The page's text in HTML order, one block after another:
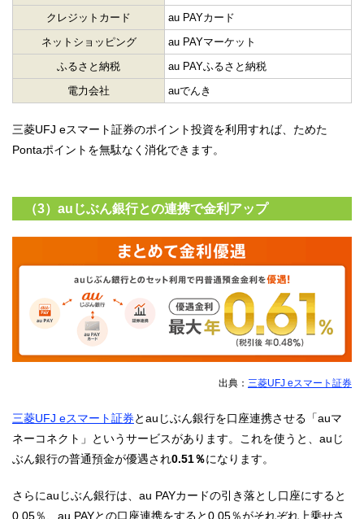
クレジットカード
au PAYカード
ネットショッピング
au PAYマーケット
ふるさと納税
au PAYふるさと納税
電力会社
auでんき
三菱UFJ eスマート証券のポイント投資を利用すれば、ためた
Pontaポイントを無駄なく消化できます。
（3）auじぶん銀行との連携で金利アップ
出典： 三菱UFJ eスマート証券
三菱UFJ eスマート証券とauじぶん銀行を口座連携させる「auマ
ネーコネクト」というサービスがあります。これを使うと、auじ
ぶん銀行の普通預金が優遇され0.51％になります。
さらにauじぶん銀行は、au PAYカードの引き落とし口座にすると
0.05％、au PAYとの口座連携をすると0.05％がそれぞれ上乗せさ